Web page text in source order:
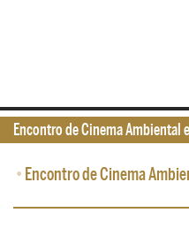
• Encontro de Cinema
Encontro de Cinema Ambiental